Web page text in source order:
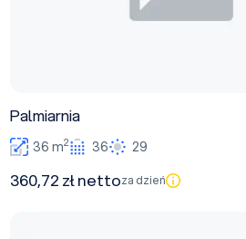
Palmiarnia
36 m2 36 29
360,72 zł nettoza dzień